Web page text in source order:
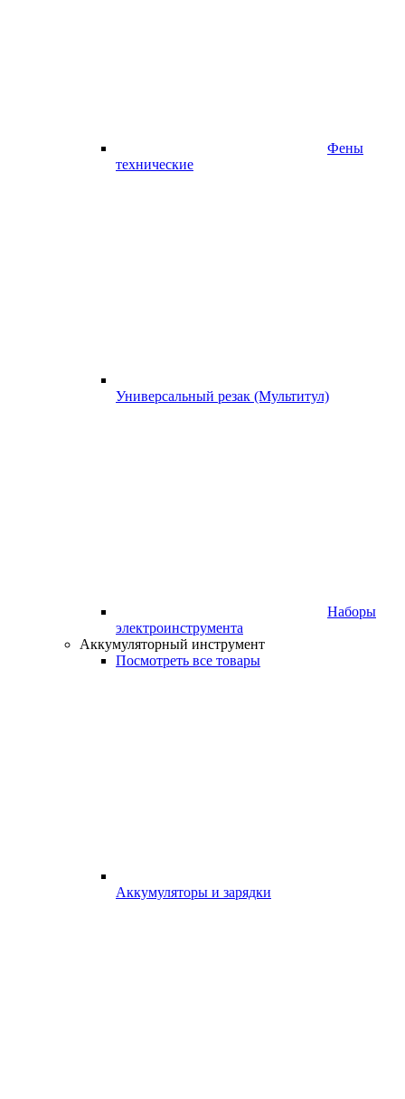
Фены
технические
Универсальный резак (Мультитул)
Наборы
электроинструмента
Аккумуляторный инструмент
Посмотреть все товары
Аккумуляторы и зарядки